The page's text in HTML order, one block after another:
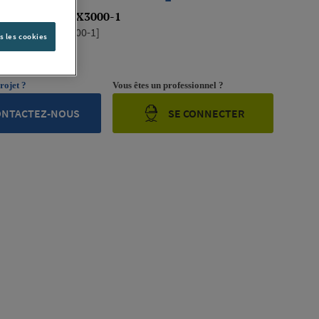
12X2000X3000-1
[12X2000X3000-1]
complète
?
NOUS
Vous êtes un professionnel ?
SE CONNECTER
les cookies